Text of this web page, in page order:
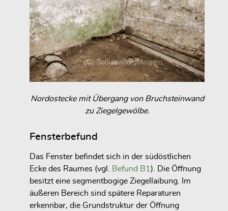
Nordostecke mit Übergang von Bruchsteinwand
zu Ziegelgewölbe.
Fensterbefund
Das Fenster befindet sich in der südöstlichen
Ecke des Raumes (vgl.
Befund B1 ). Die Öffnung
besitzt eine segmentbogige Ziegellaibung. Im
äußeren Bereich sind spätere Reparaturen
erkennbar, die Grundstruktur der Öffnung